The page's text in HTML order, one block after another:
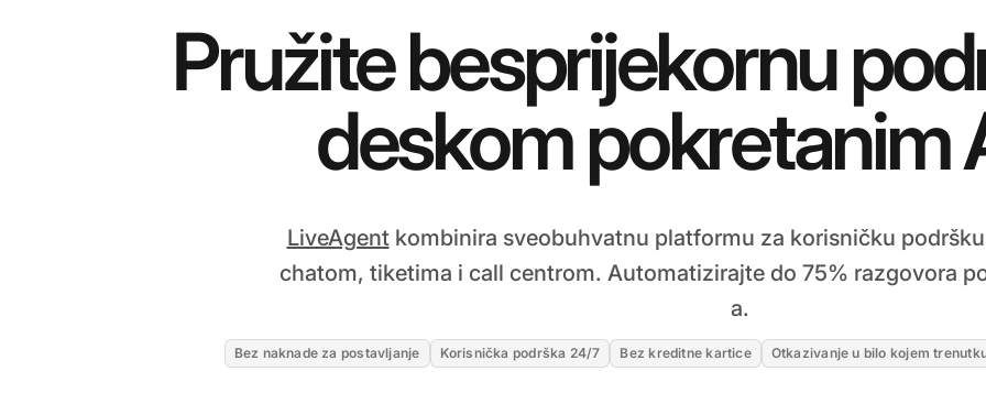
Pružite besprijekornu
deskom pokretanim
LiveAgent kombinira sveobuhvatnu platformu za korisničku
chatom, tiketima i call centrom. Automatizirajte do 75% razgovora
a.
Bez naknade za postavljanje Korisnička podrška 24/7 Bez kreditne kartice Otkazivanje u bilo kojem